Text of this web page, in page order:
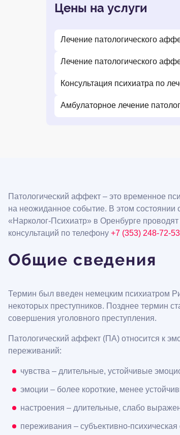
Цены на услуги
Лечение патологического
Лечение патологического
Консультация психиатра по
Амбулаторное лечение
Патологический аффект – это временное
на неожиданное событие. В этом состоянии
«Нарколог-Психиатр» в Оренбурге
консультаций по телефону +7 (353) 248-72-53
Общие сведения
Термин был введен немецким психиатром
некоторых преступников. Позднее термин
совершения уголовного преступления.
Патологический аффект (ПА) относится к
переживаний:
чувства – длительные, устойчивые
эмоции – более короткие, менее
настроения – длительные, слабо
переживания – субъективно-